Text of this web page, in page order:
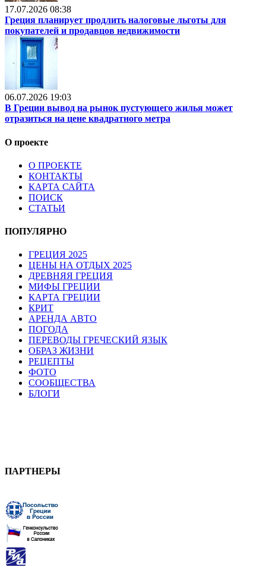
17.07.2026 08:38
Греция планирует продлить налоговые льготы для
покупателей и продавцов недвижимости
06.07.2026 19:03
В Греции вывод на рынок пустующего жилья может
отразиться на цене квадратного метра
О проекте
О ПРОЕКТЕ
КОНТАКТЫ
КАРТА САЙТА
ПОИСК
СТАТЬИ
ПОПУЛЯРНО
ГРЕЦИЯ 2025
ЦЕНЫ НА ОТДЫХ 2025
ДРЕВНЯЯ ГРЕЦИЯ
МИФЫ ГРЕЦИИ
КАРТА ГРЕЦИИ
КРИТ
АРЕНДА АВТО
ПОГОДА
ПЕРЕВОДЫ ГРЕЧЕСКИЙ ЯЗЫК
ОБРАЗ ЖИЗНИ
РЕЦЕПТЫ
ФОТО
СООБЩЕСТВА
БЛОГИ
ПАРТНЕРЫ